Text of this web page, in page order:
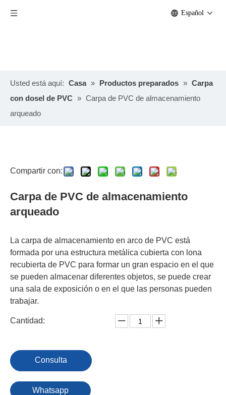
Español
Usted está aquí: Casa » Productos preparados » Carpa
con dosel de PVC » Carpa de PVC de almacenamiento
arqueado
Compartir con:
Carpa de PVC de almacenamiento
arqueado
La carpa de almacenamiento en arco de PVC está
formada por una estructura metálica cubierta con lona
recubierta de PVC para formar un gran espacio en el que
se pueden almacenar diferentes objetos, se puede crear
una sala de exposición o en el que las personas pueden
trabajar.
Cantidad:
Consulta
Whatsapp